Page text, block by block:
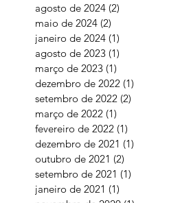
agosto de 2024 (2)
maio de 2024 (2)
janeiro de 2024 (1)
agosto de 2023 (1)
março de 2023 (1)
dezembro de 2022 (1)
setembro de 2022 (2)
março de 2022 (1)
fevereiro de 2022 (1)
dezembro de 2021 (1)
outubro de 2021 (2)
setembro de 2021 (1)
janeiro de 2021 (1)